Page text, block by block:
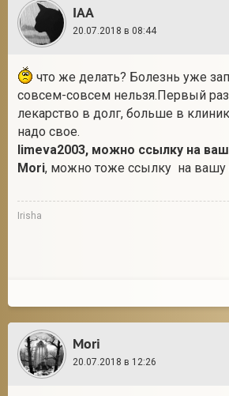
IAA
20.07.2018 в 08:44
что же делать? Болезнь уже
совсем-совсем нельзя.Первый
лекарство в долг, больше в
надо свое.
limeva2003, можно ссылку на
Mori, можно тоже ссылку на вашу
Irisha
Mori
20.07.2018 в 12:26